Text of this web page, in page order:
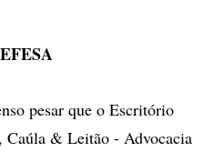
pesar que o Escritório
& Leitão - Advocacia